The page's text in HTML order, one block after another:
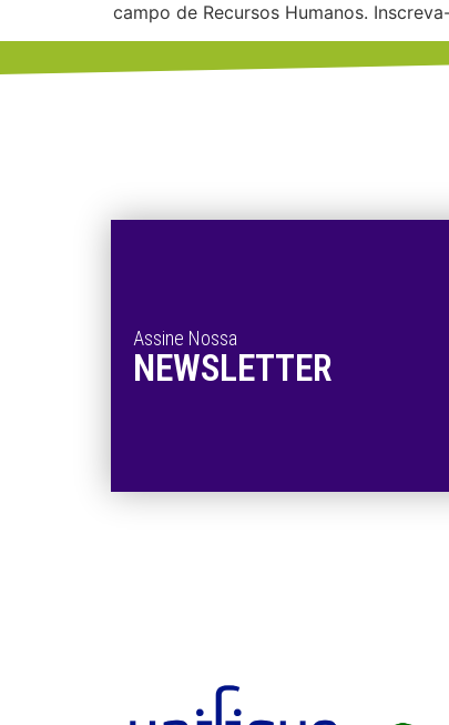
campo de Recursos Humanos.
Assine Nossa
NEWSLETTER